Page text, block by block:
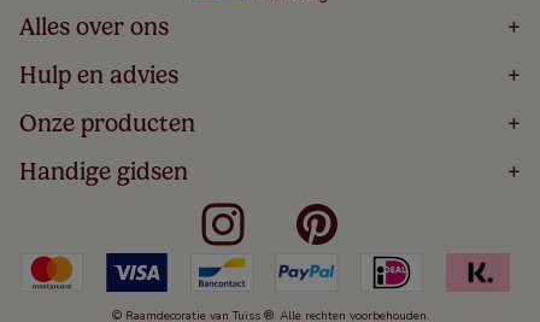
Alles over ons +
Home
Over
Bestellen
Winacties
Veelgestelde Vragen
Hulp en advies +
Volg Je Bestelling
Levering
5 Jaar Garantie
Algemene Voorwaarden
Kindveiligheid
Cookies
Herroepingsrecht
Onze producten +
Houten Jaloezieën
Rolgordijnen
Verticale Jaloezieën
Duo Rolgordijnen
Duo Plisségordijnen
Handige gidsen +
Meten Voor Raamdecoratie
Badkamer Raamdecoratie
Slaapkamer Raamdecoratie
Keuken Raamdecoratie
© Raamdecoratie van Tuiss ®. Alle rechten voorbehouden.